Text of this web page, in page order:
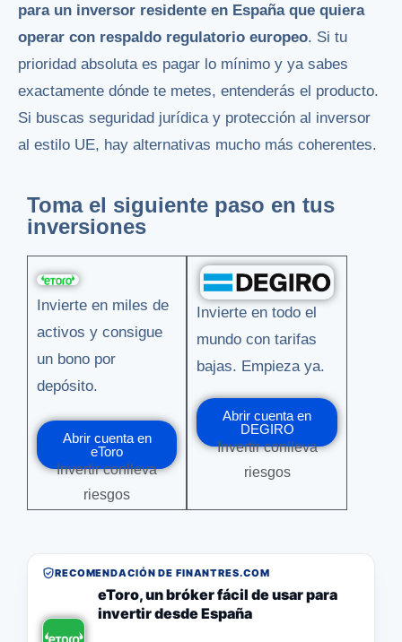
para un inversor residente en España que quiera
operar con respaldo regulatorio europeo. Si tu
prioridad absoluta es pagar lo mínimo y ya sabes
exactamente dónde te metes, entenderás el producto.
Si buscas seguridad jurídica y protección al inversor
al estilo UE, hay alternativas mucho más coherentes.
Toma el siguiente paso en tus
inversiones
Invierte en miles de
activos y consigue
un bono por
depósito.
Abrir cuenta en
eToro
Invertir conlleva
riesgos
Invierte en todo el
mundo con tarifas
bajas. Empieza ya.
Abrir cuenta en
DEGIRO
Invertir conlleva
riesgos
RECOMENDACIÓN DE FINANTRES.COM
eToro, un bróker fácil de usar para
invertir desde España